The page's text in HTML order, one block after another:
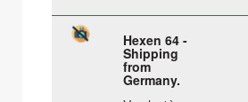
Hexen 64 -
Shipping
from
Germany.